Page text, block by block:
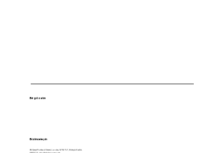
Bir göz atın
85 Great Portland Street, Londra, W1W 7LT, Birleşik Krallık.
Bizi inceleyin